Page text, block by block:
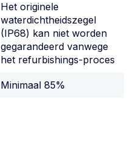
Het originele
waterdichtheidszegel
(IP68) kan niet worden
gegarandeerd vanwege
het refurbishings-proces
Minimaal 85%